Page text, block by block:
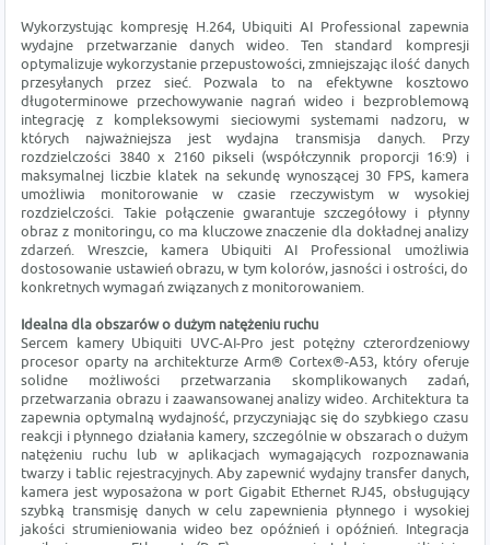
Wykorzystując kompresję H.264, Ubiquiti AI Professional zapewnia
wydajne przetwarzanie danych wideo. Ten standard kompresji
optymalizuje wykorzystanie przepustowości, zmniejszając ilość danych
przesyłanych przez sieć. Pozwala to na efektywne kosztowo
długoterminowe przechowywanie nagrań wideo i bezproblemową
integrację z kompleksowymi sieciowymi systemami nadzoru, w
których najważniejsza jest wydajna transmisja danych. Przy
rozdzielczości 3840 x 2160 pikseli (współczynnik proporcji 16:9) i
maksymalnej liczbie klatek na sekundę wynoszącej 30 FPS, kamera
umożliwia monitorowanie w czasie rzeczywistym w wysokiej
rozdzielczości. Takie połączenie gwarantuje szczegółowy i płynny
obraz z monitoringu, co ma kluczowe znaczenie dla dokładnej analizy
zdarzeń. Wreszcie, kamera Ubiquiti AI Professional umożliwia
dostosowanie ustawień obrazu, w tym kolorów, jasności i ostrości, do
konkretnych wymagań związanych z monitorowaniem.
Idealna dla obszarów o dużym natężeniu ruchu
Sercem kamery Ubiquiti UVC-AI-Pro jest potężny czterordzeniowy
procesor oparty na architekturze Arm® Cortex®-A53, który oferuje
solidne możliwości przetwarzania skomplikowanych zadań,
przetwarzania obrazu i zaawansowanej analizy wideo. Architektura ta
zapewnia optymalną wydajność, przyczyniając się do szybkiego czasu
reakcji i płynnego działania kamery, szczególnie w obszarach o dużym
natężeniu ruchu lub w aplikacjach wymagających rozpoznawania
twarzy i tablic rejestracyjnych. Aby zapewnić wydajny transfer danych,
kamera jest wyposażona w port Gigabit Ethernet RJ45, obsługujący
szybką transmisję danych w celu zapewnienia płynnego i wysokiej
jakości strumieniowania wideo bez opóźnień i opóźnień. Integracja